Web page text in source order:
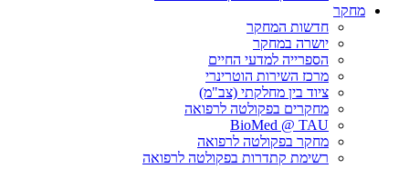
מחקר
חדשות המחקר
יושרה במחקר
הספרייה למדעי החיים
מרכז השירות הוטרינרי
ציוד בין מחלקתי (צב"מ)
מחקרים בפקולטה לרפואה
BioMed @ TAU
מחקר בפקולטה לרפואה
רשימת קתדרות בפקולטה לרפואה